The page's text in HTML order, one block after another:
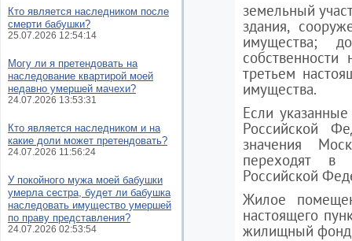
земельный
здания,
имущества;
третьем
имущества.
Если
Российской
значения
переходят в
Российской
Жилое
настоящего
жилищный фонд
Кто является наследником после
смерти бабушки?
25.07.2026 12:54:14
Могу ли я претендовать на
наследование квартирой моей
недавно умершей мачехи?
24.07.2026 13:53:31
Кто является наследником и на
какие доли может претендовать?
24.07.2026 11:56:24
У покойного мужа моей бабушки
умерла сестра, будет ли бабушка
наследовать имущество умершей
по праву представления?
24.07.2026 02:53:54